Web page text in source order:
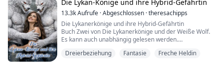
„Du gehörst uns, Kätzchen“, fuhr er fort, seine Augen...
Die Lykan-Könige und ihre Hybrid-Gefährtin
13.3kAufrufe ·Abgeschlossen ·theresachipps
Die Lykanerkönige und ihre Hybrid-Gefährtin
Buch Zwei von Die Lykanerkönige und der Weiße Wolf.
Es kann auch unabhängig gelesen werden.
Siebzehn Jahre sind vergangen, seit der Weiße Wolf
Dreierbeziehung Fantasie Freche Heldin